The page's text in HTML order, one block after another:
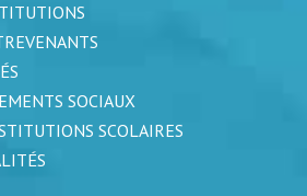
SOCIAUX
SCOLAIRES